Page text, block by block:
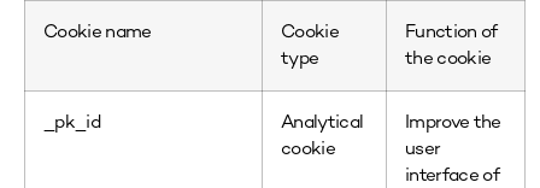
Cookie name
Cookie
type
Function of
the cookie
_pk_id
Analytical
cookie
Improve the
user
interface of